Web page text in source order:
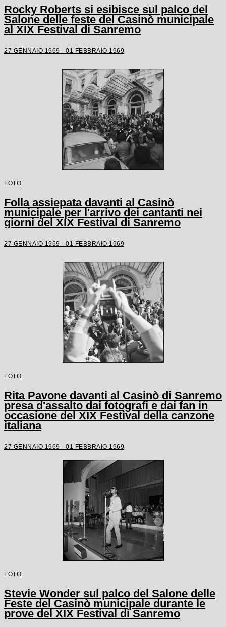
Rocky Roberts si esibisce sul palco del
Salone delle feste del Casinò municipale
al XIX Festival di Sanremo
27 GENNAIO 1969 - 01 FEBBRAIO 1969
FOTO
Folla assiepata davanti al Casinò
municipale per l'arrivo dei cantanti nei
giorni del XIX Festival di Sanremo
27 GENNAIO 1969 - 01 FEBBRAIO 1969
FOTO
Rita Pavone davanti al Casinò di Sanremo
presa d'assalto dai fotografi e dai fan in
occasione del XIX Festival della canzone
italiana
27 GENNAIO 1969 - 01 FEBBRAIO 1969
FOTO
Stevie Wonder sul palco del Salone delle
Feste del Casinò municipale durante le
prove del XIX Festival di Sanremo